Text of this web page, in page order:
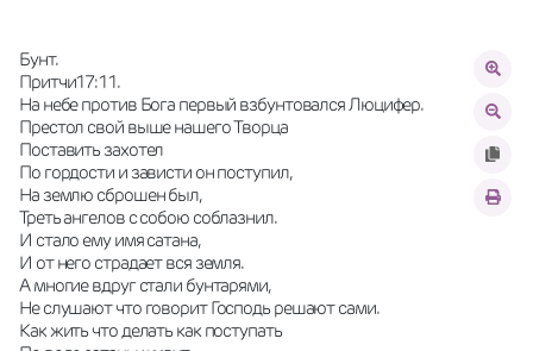
Бунт.
Притчи17:11.
На небе против Бога первый взбунтовался Люцифер.
Престол свой выше нашего Творца
Поставить захотел
По гордости и зависти он поступил,
На землю сброшен был,
Треть ангелов с собою соблазнил.
И стало ему имя сатана,
И от него страдает вся земля.
А многие вдруг стали бунтарями,
Не слушают что говорит Господь решают сами.
Как жить что делать как поступать